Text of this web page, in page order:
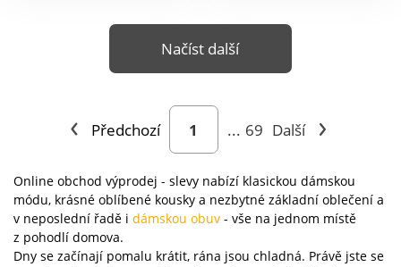
kapes s nýtky. Standard
100 podle Oeko-Tex (n°
CQ 1216 / 3 IFTH). Tato
textilní výrobky, které
byly podrobeny
laboratorním testům na
široké spektrum
škodlivých látek a
výrobek je bezpečný
nad rámec platných
norem. Lze prát v
spodní šířky nohavic
16,5 až 20,5 cm.
Materiál 98 % bavlna, 2
Načíst další
Předchozí ... 69 Další
Online obchod výprodej - slevy nabízí klasickou dámskou
módu, krásné oblíbené kousky a nezbytné základní oblečení a
v neposlední řadě i dámskou obuv - vše na jednom místě
z pohodlí domova.
Dny se začínají pomalu krátit, rána jsou chladná. Právě jste se